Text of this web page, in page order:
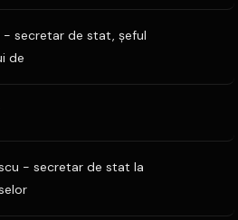
- secretar de stat, şeful
de
- secretar de stat la